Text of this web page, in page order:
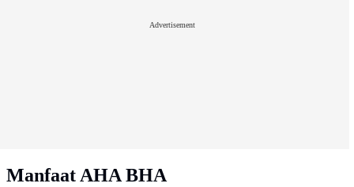
Advertisement
Manfaat AHA BHA